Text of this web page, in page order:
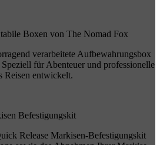
Boxen von The Nomad Fox
verarbeitete Aufbewahrungsbox
für Abenteuer und professionelle
Reisen entwickelt.
Befestigungskit
Release Markisen-Befestigungskit